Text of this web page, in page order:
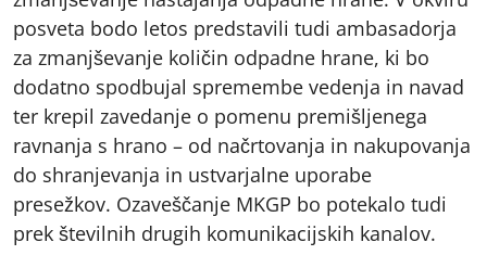
posveta bodo letos predstavili tudi ambasadorja
za zmanjševanje količin odpadne hrane, ki bo
dodatno spodbujal spremembe vedenja in navad
ter krepil zavedanje o pomenu premišljenega
ravnanja s hrano – od načrtovanja in nakupovanja
do shranjevanja in ustvarjalne uporabe
presežkov. Ozaveščanje MKGP bo potekalo tudi
prek številnih drugih komunikacijskih kanalov.